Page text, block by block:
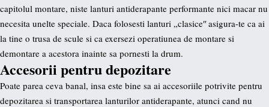
capitolul montare, niste lanturi antiderapante performante nici macar nu
necesita unelte speciale. Daca folosesti lanturi „clasiceʺ asigura-te ca ai
la tine o trusa de scule si ca exersezi operatiunea de montare si
demontare a acestora inainte sa pornesti la drum.
Accesorii pentru depozitare
Poate parea ceva banal, insa este bine sa ai accesoriile potrivite pentru
depozitarea si transportarea lanturilor antiderapante, atunci cand nu